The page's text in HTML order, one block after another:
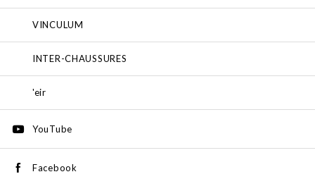
VINCULUM
INTER-CHAUSSURES
'eir
YouTube
Facebook